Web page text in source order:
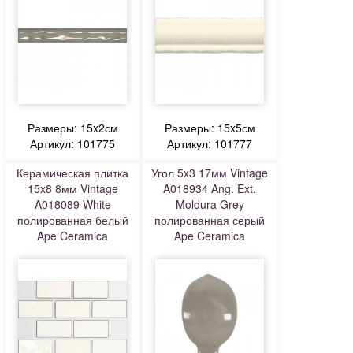
Размеры: 15x2см
Артикул: 101775
Размеры: 15x5см
Артикул: 101777
Керамическая плитка
15x8 8мм Vintage
A018089 White
полированная белый
Ape Ceramica
Угол 5x3 17мм Vintage
A018934 Ang. Ext.
Moldura Grey
полированная серый
Ape Ceramica